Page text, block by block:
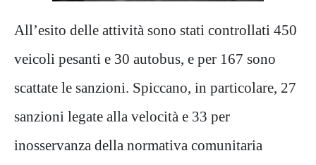
All’esito delle attività sono stati controllati 450
veicoli pesanti e 30 autobus, e per 167 sono
scattate le sanzioni. Spiccano, in particolare, 27
sanzioni legate alla velocità e 33 per
inosservanza della normativa comunitaria